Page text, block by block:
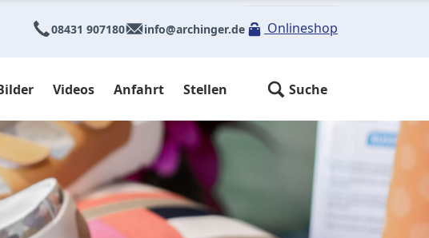
08431 907180 info@archinger.de Onlineshop
Videos Anfahrt Stellen Suche